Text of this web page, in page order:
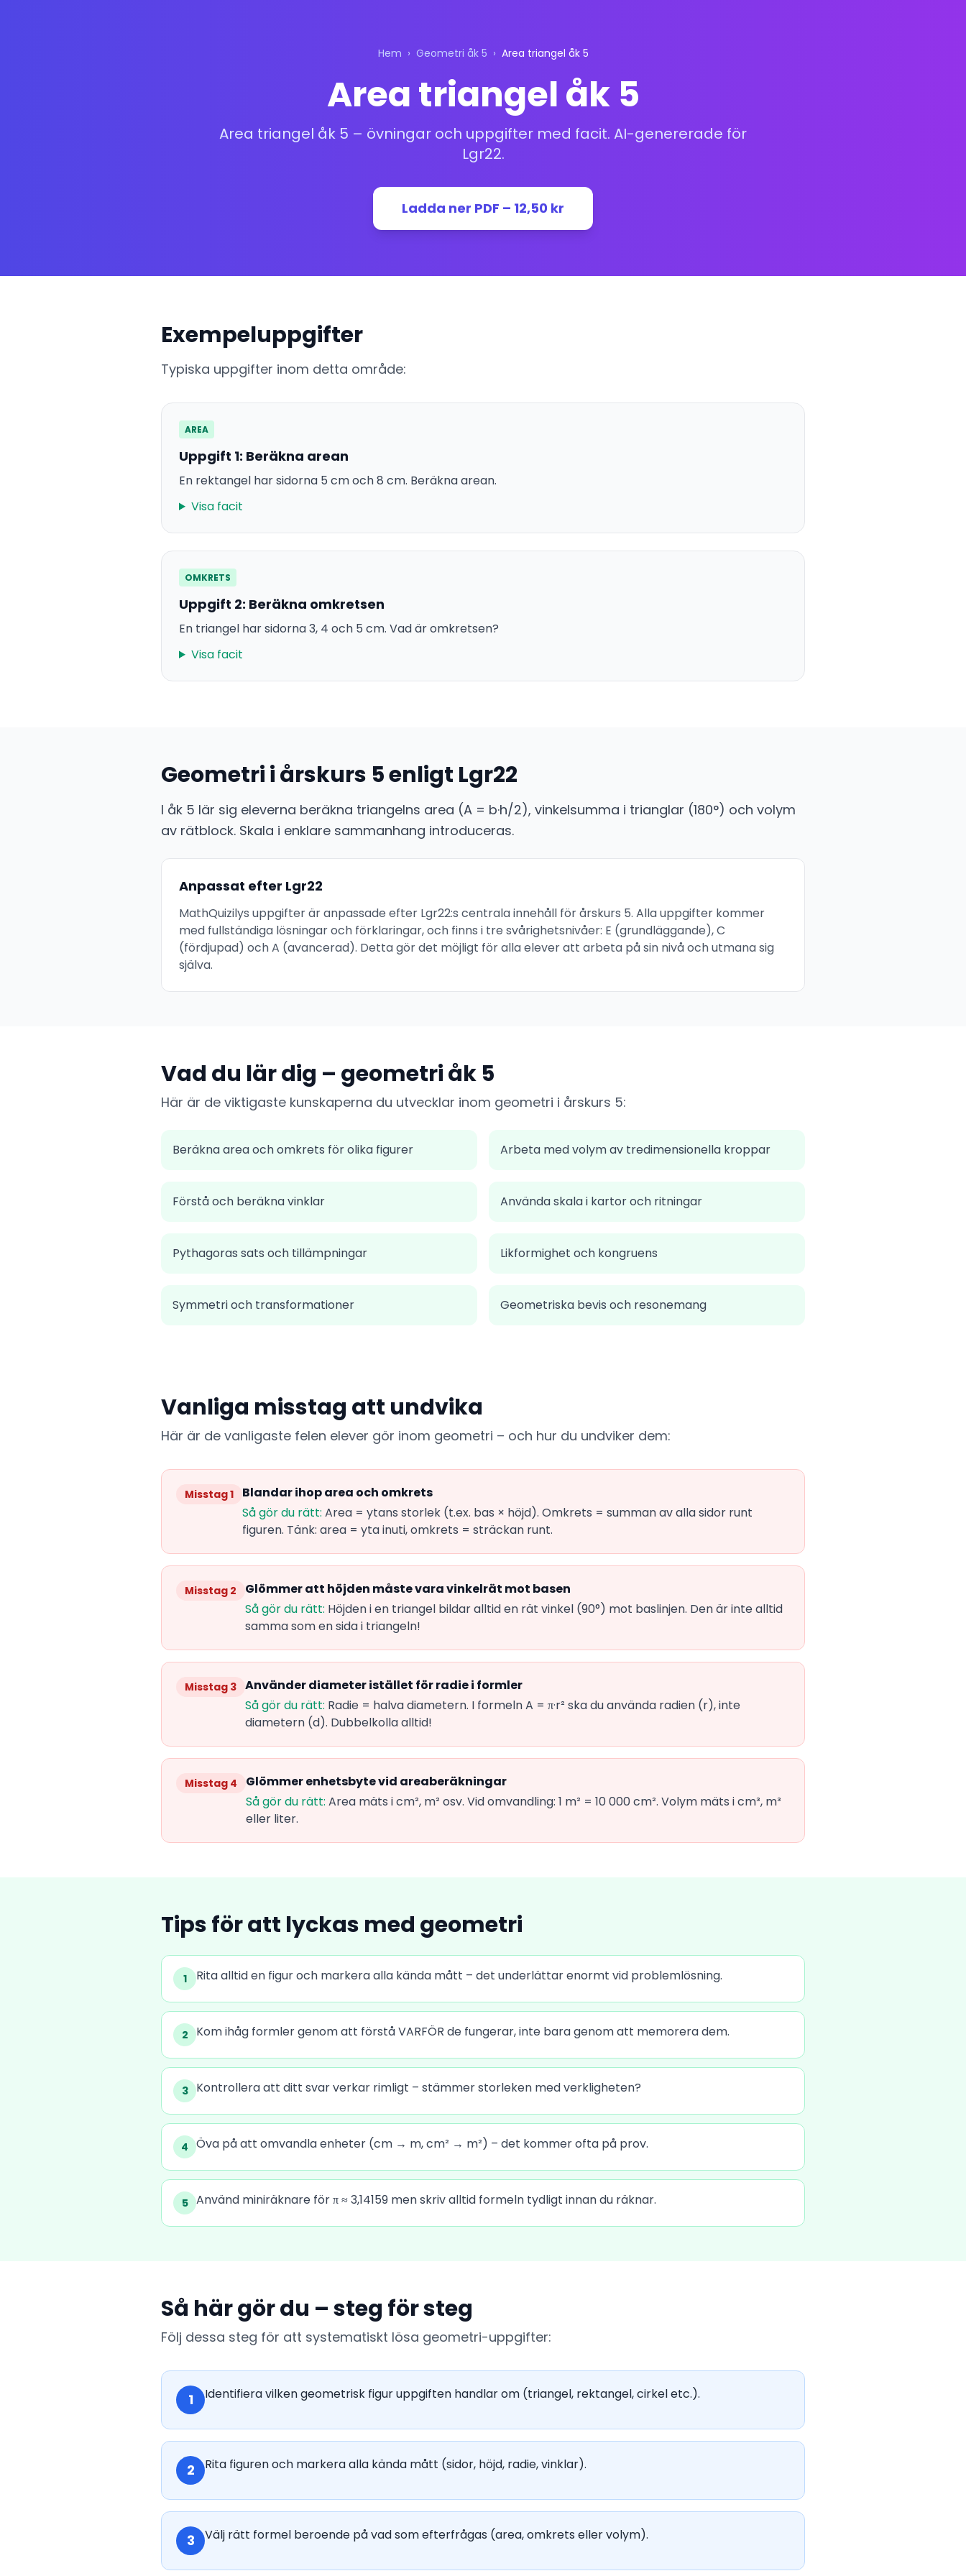
Hem › Geometri åk 5 › Area triangel åk 5
Area triangel åk 5
Area triangel åk 5 – övningar och uppgifter med facit. AI-genererade för
Lgr22.
Ladda ner PDF – 12,50 kr
Exempeluppgifter
Typiska uppgifter inom detta område:
AREA
Uppgift 1: Beräkna arean
En rektangel har sidorna 5 cm och 8 cm. Beräkna arean.
Visa facit
OMKRETS
Uppgift 2: Beräkna omkretsen
En triangel har sidorna 3, 4 och 5 cm. Vad är omkretsen?
Visa facit
Geometri i årskurs 5 enligt Lgr22
I åk 5 lär sig eleverna beräkna triangelns area (A = b·h/2), vinkelsumma i trianglar (180°) och volym
av rätblock. Skala i enklare sammanhang introduceras.
Anpassat efter Lgr22
MathQuizilys uppgifter är anpassade efter Lgr22:s centrala innehåll för årskurs 5. Alla uppgifter kommer
med fullständiga lösningar och förklaringar, och finns i tre svårighetsnivåer: E (grundläggande), C
(fördjupad) och A (avancerad). Detta gör det möjligt för alla elever att arbeta på sin nivå och utmana sig
själva.
Vad du lär dig – geometri åk 5
Här är de viktigaste kunskaperna du utvecklar inom geometri i årskurs 5:
Beräkna area och omkrets för olika figurer Arbeta med volym av tredimensionella kroppar
Förstå och beräkna vinklar Använda skala i kartor och ritningar
Pythagoras sats och tillämpningar Likformighet och kongruens
Symmetri och transformationer Geometriska bevis och resonemang
Vanliga misstag att undvika
Här är de vanligaste felen elever gör inom geometri – och hur du undviker dem:
Misstag 1
Blandar ihop area och omkrets
Så gör du rätt: Area = ytans storlek (t.ex. bas × höjd). Omkrets = summan av alla sidor runt
figuren. Tänk: area = yta inuti, omkrets = sträckan runt.
Misstag 2
Glömmer att höjden måste vara vinkelrät mot basen
Så gör du rätt: Höjden i en triangel bildar alltid en rät vinkel (90°) mot baslinjen. Den är inte alltid
samma som en sida i triangeln!
Misstag 3 Använder diameter istället för radie i formler
Så gör du rätt: Radie = halva diametern. I formeln A = π·r² ska du använda radien (r), inte
diametern (d). Dubbelkolla alltid!
Misstag 4
Glömmer enhetsbyte vid areaberäkningar
Så gör du rätt: Area mäts i cm², m² osv. Vid omvandling: 1 m² = 10 000 cm². Volym mäts i cm³, m³
eller liter.
Tips för att lyckas med geometri
1 Rita alltid en figur och markera alla kända mått – det underlättar enormt vid problemlösning.
2 Kom ihåg formler genom att förstå VARFÖR de fungerar, inte bara genom att memorera dem.
3 Kontrollera att ditt svar verkar rimligt – stämmer storleken med verkligheten?
4 Öva på att omvandla enheter (cm → m, cm² → m²) – det kommer ofta på prov.
5 Använd miniräknare för π ≈ 3,14159 men skriv alltid formeln tydligt innan du räknar.
Så här gör du – steg för steg
Följ dessa steg för att systematiskt lösa geometri-uppgifter:
1 Identifiera vilken geometrisk figur uppgiften handlar om (triangel, rektangel, cirkel etc.).
2 Rita figuren och markera alla kända mått (sidor, höjd, radie, vinklar).
3 Välj rätt formel beroende på vad som efterfrågas (area, omkrets eller volym).